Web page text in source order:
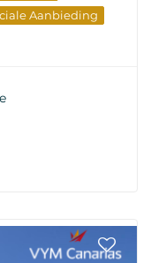
Aanbieding